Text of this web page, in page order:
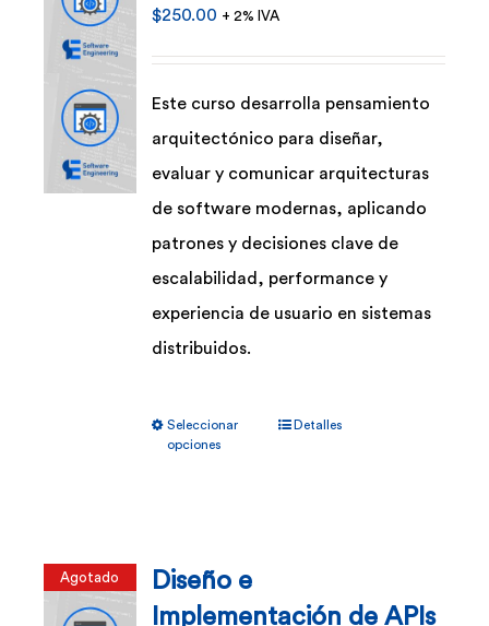
$250.00 + 2% IVA
Este curso desarrolla pensamiento
arquitectónico para diseñar,
evaluar y comunicar arquitecturas
de software modernas, aplicando
patrones y decisiones clave de
escalabilidad, performance y
experiencia de usuario en sistemas
distribuidos.
Seleccionar
opciones
opciones
Detalles
Agotado
Diseño e
Implementación de APIs